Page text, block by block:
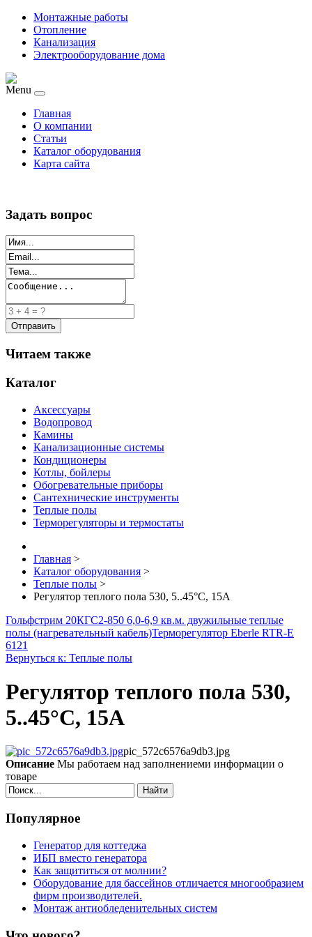
Монтажные работы
Отопление
Канализация
Электрооборудование дома
Menu
Главная
О компании
Статьи
Каталог оборудования
Карта сайта
Задать вопрос
Читаем также
Каталог
Аксессуары
Водопровод
Камины
Канализационные системы
Кондиционеры
Котлы, бойлеры
Обогревательные приборы
Сантехнические инструменты
Теплые полы
Терморегуляторы и термостаты
Главная >
Каталог оборудования >
Теплые полы >
Регулятор теплого пола 530, 5..45°C, 15A
Гольфстрим 20КГС2-850 6,0-6,9 кв.м. двужильные теплые
полы (нагревательный кабель)Терморегулятор Eberle RTR-E
6121
Вернуться к: Теплые полы
Регулятор теплого пола 530,
5..45°C, 15A
pic_572c6576a9db3.jpg
Описание Мы работаем над заполнениеми информации о
товаре
Найти
Популярное
Генератор для коттеджа
ИБП вместо генератора
Как защититься от молнии?
Оборудование для бассейнов отличается многообразием
фирм производителей.
Монтаж антиобледенительных систем